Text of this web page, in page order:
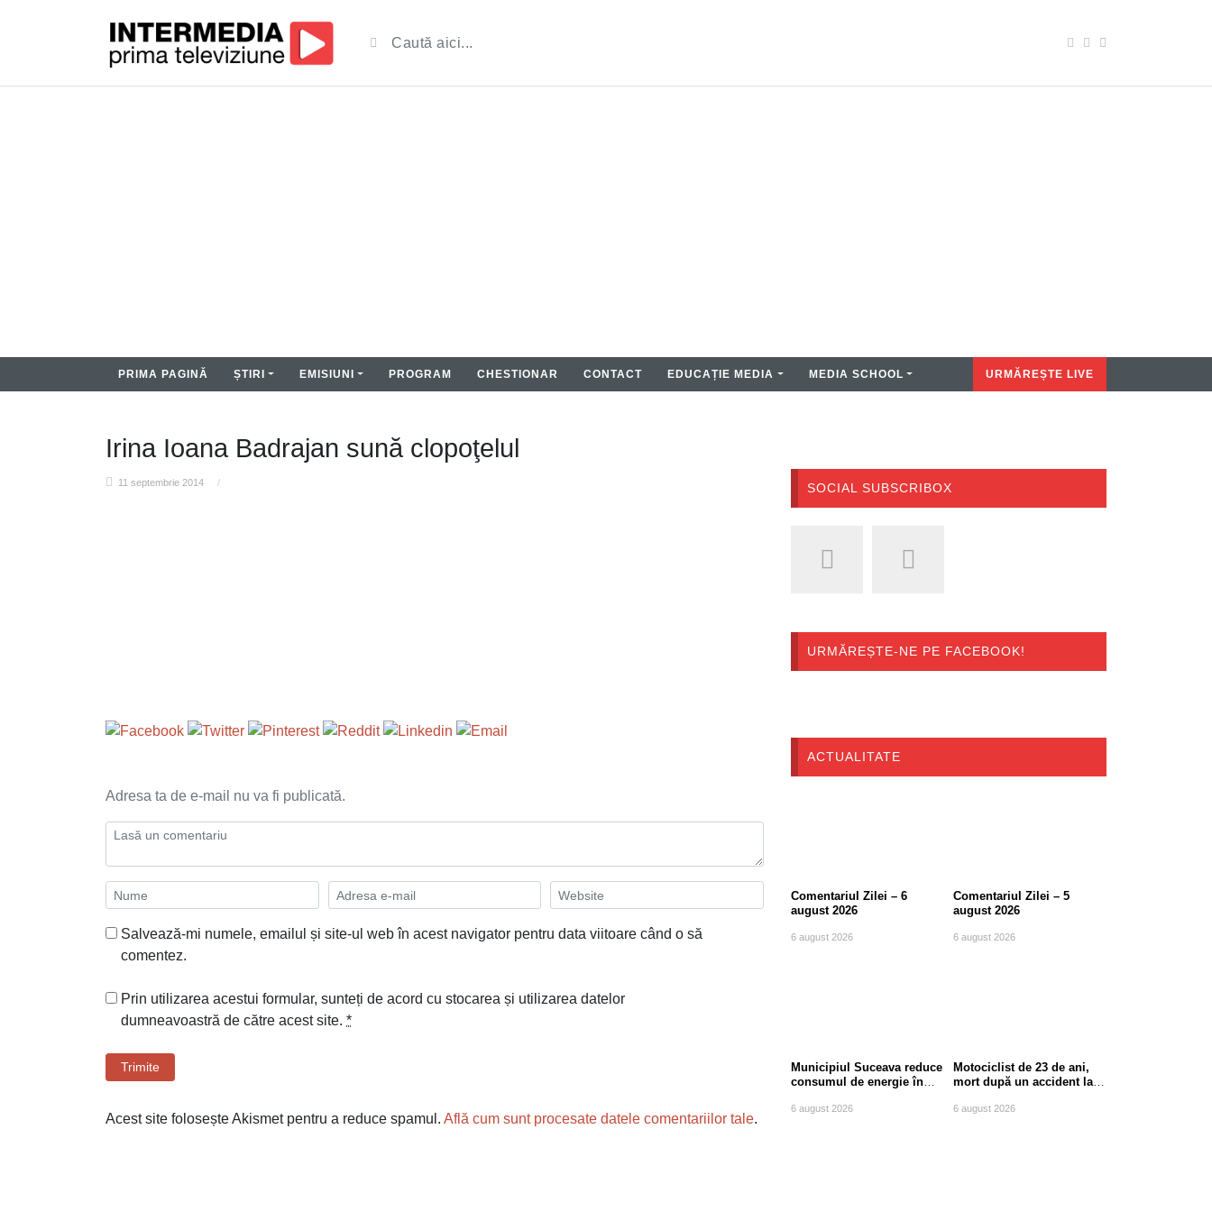
PRIMA PAGINĂ ȘTIRI EMISIUNI PROGRAM CHESTIONAR CONTACT EDUCAȚIE MEDIA MEDIA SCHOOL URMĂREȘTE LIVE
Irina Ioana Badrajan sună clopoţelul
11 septembrie 2014 /
Adresa ta de e-mail nu va fi publicată.
Salvează-mi numele, emailul și site-ul web în acest navigator pentru data viitoare când o să
comentez.
Prin utilizarea acestui formular, sunteți de acord cu stocarea și utilizarea datelor
dumneavoastră de către acest site. *
Trimite
Acest site folosește Akismet pentru a reduce spamul. Află cum sunt procesate datele comentariilor tale.
SOCIAL SUBSCRIBOX
URMĂREȘTE-NE PE FACEBOOK!
ACTUALITATE
Comentariul Zilei – 6
august 2026
6 august 2026
Comentariul Zilei – 5
august 2026
6 august 2026
Municipiul Suceava reduce
consumul de energie în
6 august 2026
Motociclist de 23 de ani,
mort după un accident la
6 august 2026